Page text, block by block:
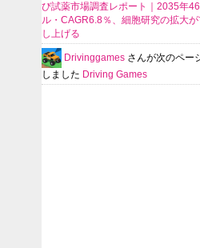
び試薬市場調査レポート｜2035年
ル・CAGR6.8％、細胞研究の拡大
し上げる
Drivinggames さんが次のペー
しました Driving Games